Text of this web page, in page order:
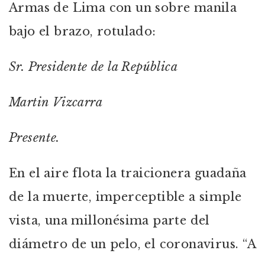
Armas de Lima con un sobre manila
bajo el brazo, rotulado:
Sr. Presidente de la República
Martin Vizcarra
Presente.
En el aire flota la traicionera guadaña
de la muerte, imperceptible a simple
vista, una millonésima parte del
diámetro de un pelo, el coronavirus. “A